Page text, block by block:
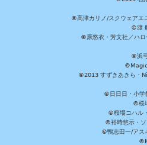
©高津カリノ/スクウェアエ
©渡
©原悠衣・芳文社／ハ
©浜
©2013 すずきあきら・
©日日日・小学
©桜
©桜場コハル
©裕時悠示・
©鴨志田一/ア